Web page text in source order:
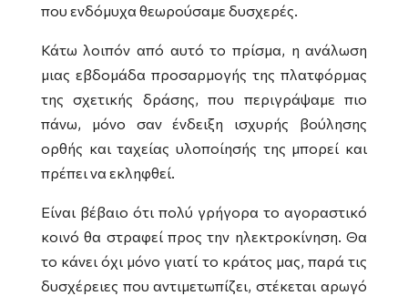
που ενδόμυχα θεωρούσαμε δυσχερές.
Κάτω λοιπόν από αυτό το πρίσμα, η ανάλωση
μιας εβδομάδα προσαρμογής της πλατφόρμας
της σχετικής δράσης, που περιγράψαμε πιο
πάνω, μόνο σαν ένδειξη ισχυρής βούλησης
ορθής και ταχείας υλοποίησής της μπορεί και
πρέπει να εκληφθεί.
Είναι βέβαιο ότι πολύ γρήγορα το αγοραστικό
κοινό θα στραφεί προς την ηλεκτροκίνηση. Θα
το κάνει όχι μόνο γιατί το κράτος μας, παρά τις
δυσχέρειες που αντιμετωπίζει, στέκεται αρωγό